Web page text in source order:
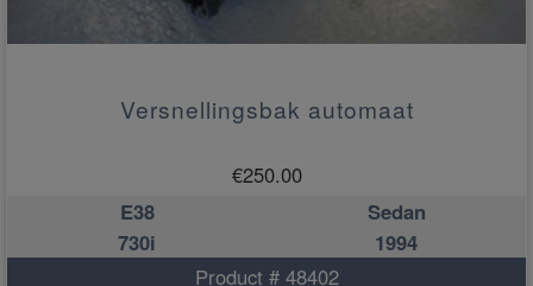
Versnellingsbak automaat
€250.00
E38
Sedan
730i
1994
Product # 48402